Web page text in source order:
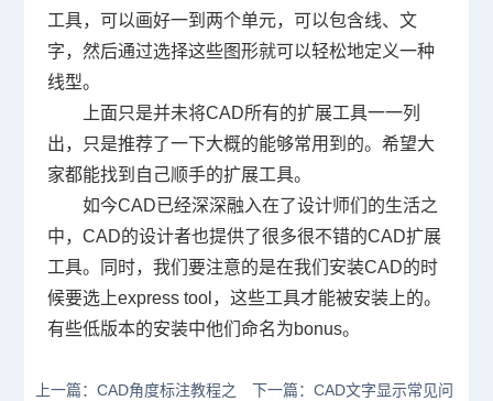
工具，可以画好一到两个单元，可以包含线、文
字，然后通过选择这些图形就可以轻松地定义一种
线型。
上面只是并未将CAD所有的扩展工具一一列
出，只是推荐了一下大概的能够常用到的。希望大
家都能找到自己顺手的扩展工具。
如今CAD已经深深融入在了设计师们的生活之
中， CAD的设计者也提供了很多很不错的CAD扩展
工具。同时，我们要注意的是在我们安装CAD的时
候要选上express tool ，这些工具才能被安装上的。
有些低版本的安装中他们命名为bonus。
上一篇：CAD角度标注教程之
下一篇：CAD文字显示常见问